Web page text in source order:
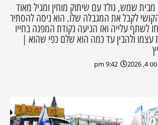
אליהו (בן 10) מבית שמש, נולד עם שיתוק מוחין ומגיל מאוד
לקבל את המגבלה שלו. הוא ניסה להסתיר
לשתף עלייה ואז הגיעה נקודת המפנה בחייו
ולהבין עד כמה הוא שלם כפי שהוא |
2026
9:42 pm